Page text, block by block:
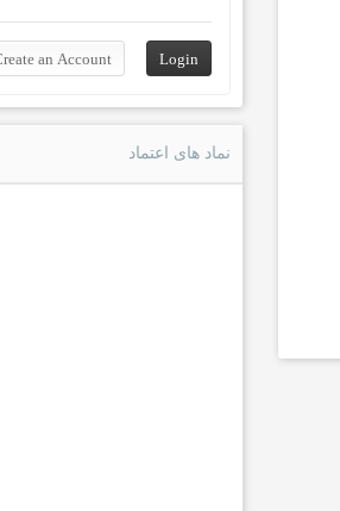
نماد های اعتماد